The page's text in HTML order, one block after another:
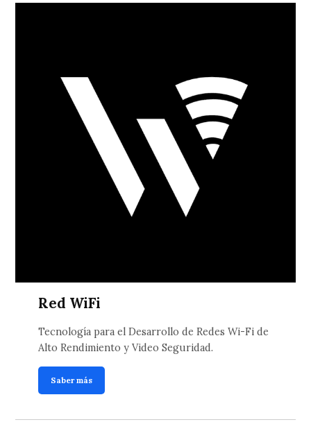
Red WiFi
Tecnología para el Desarrollo de Redes Wi-Fi de
Alto Rendimiento y Video Seguridad.
Saber más